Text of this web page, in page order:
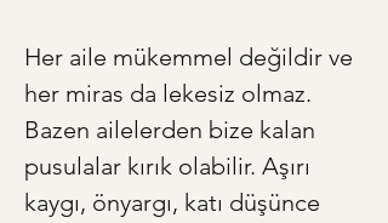
Her aile mükemmel değildir ve
her miras da lekesiz olmaz.
Bazen ailelerden bize kalan
pusulalar kırık olabilir. Aşırı
kaygı, önyargı, katı düşünce